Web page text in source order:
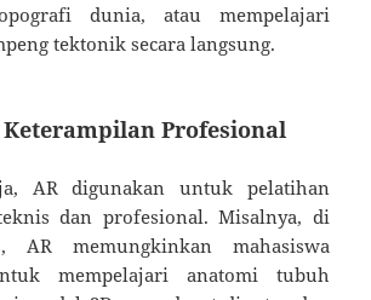
dunia, atau mempelajari
tektonik secara langsung.
Profesional
AR digunakan untuk pelatihan
dan profesional. Misalnya, di
AR memungkinkan mahasiswa
mempelajari anatomi tubuh